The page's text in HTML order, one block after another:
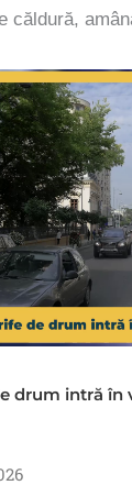
căldură,
drum intră în